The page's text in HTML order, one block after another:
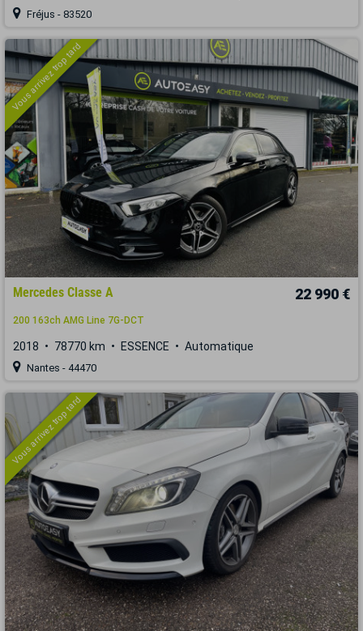
Fréjus - 83520
Vous arrivez trop tard
Mercedes Classe A 22 990 €
200 163ch AMG Line 7G-DCT
2018 78770 km ESSENCE Automatique
Nantes - 44470
Vous arrivez trop tard